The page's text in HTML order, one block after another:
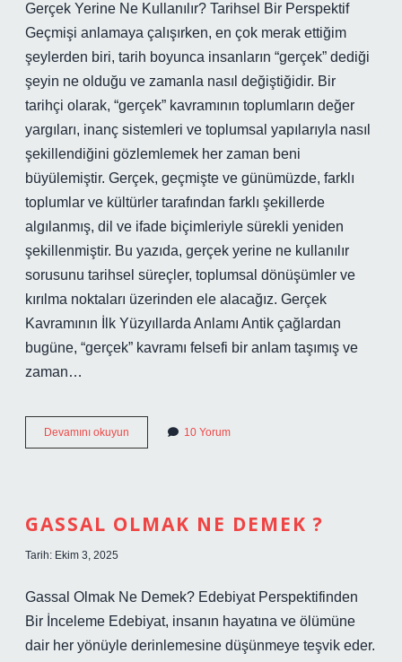
Gerçek Yerine Ne Kullanılır? Tarihsel Bir Perspektif
Geçmişi anlamaya çalışırken, en çok merak ettiğim
şeylerden biri, tarih boyunca insanların “gerçek” dediği
şeyin ne olduğu ve zamanla nasıl değiştiğidir. Bir
tarihçi olarak, “gerçek” kavramının toplumların değer
yargıları, inanç sistemleri ve toplumsal yapılarıyla nasıl
şekillendiğini gözlemlemek her zaman beni
büyülemiştir. Gerçek, geçmişte ve günümüzde, farklı
toplumlar ve kültürler tarafından farklı şekillerde
algılanmış, dil ve ifade biçimleriyle sürekli yeniden
şekillenmiştir. Bu yazıda, gerçek yerine ne kullanılır
sorusunu tarihsel süreçler, toplumsal dönüşümler ve
kırılma noktaları üzerinden ele alacağız. Gerçek
Kavramının İlk Yüzyıllarda Anlamı Antik çağlardan
bugüne, “gerçek” kavramı felsefi bir anlam taşımış ve
zaman…
Devamını okuyun
yerine
10 Yorum
GASSAL OLMAK NE DEMEK ?
Tarih: Ekim 3, 2025
Gassal Olmak Ne Demek? Edebiyat Perspektifinden
Bir İnceleme Edebiyat, insanın hayatına ve ölümüne
dair her yönüyle derinlemesine düşünmeye teşvik eder.